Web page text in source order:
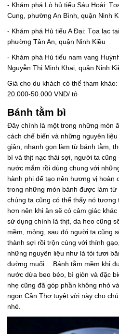
- Khám phá Lò hủ tiếu Sáu Hoài:
Cung, phường An Bình, quận Ninh
- Khám phá Hủ tiếu A Đại: Tọa lạc
phường Tân An, quận Ninh Kiều
- Khám phá Hủ tiếu nam vang
Nguyễn Thị Minh Khai, quận Ninh
Giá cho du khách có thể tham
20.000-50.000 VND/ tô
Bánh tằm bì
Đây chính là một trong những món
cách chế biến và những nguyên
giản, nhanh gọn làm từ bánh tằm,
bì và thịt nạc thái sợi, người ta
nước mắm rồi dùng chung với
hành phi để tạo nên hương vị hoàn
trong những món bánh được làm từ
chúng ta cũng có thể thấy nó
hơn nên khi ăn sẽ có cảm giác
sử dụng chính là thịt, da heo cũng
mềm, mỏng, sau đó người ta cũng
thành sợi rồi trộn cùng với thính
những nguyên liệu như là tỏi tươi
đường muối… Bánh tằm mềm khi
nước dừa beo béo, bì giòn và đặc
nhẹ cũng đã góp phần không nhỏ
ngon Cần Thơ tuyệt vời này cho
nhé.